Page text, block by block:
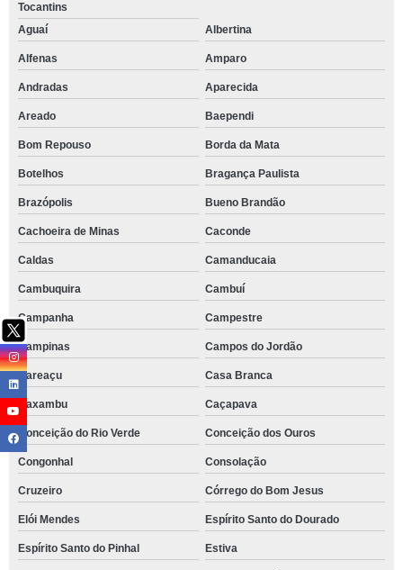
Tocantins
Aguaí
Albertina
Alfenas Amparo
Andradas Aparecida
Areado Baependi
Bom Repouso Borda da Mata
Botelhos Bragança Paulista
Brazópolis Bueno Brandão
Cachoeira de Minas Caconde
Caldas Camanducaia
Cambuquira Cambuí
Campanha Campestre
Campinas Campos do Jordão
Careaçu Casa Branca
Caxambu Caçapava
Conceição do Rio Verde Conceição dos Ouros
Congonhal Consolação
Cruzeiro Córrego do Bom Jesus
Elói Mendes Espírito Santo do Dourado
Espírito Santo do Pinhal Estiva